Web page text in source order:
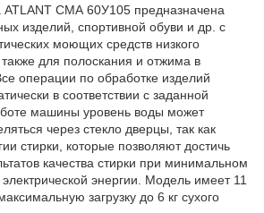
СМА 60У105 предназначена
изделий, спортивной обуви и др. с
моющих средств низкого
для полоскания и отжима в
операции по обработке изделий
в соответствии с заданной
машины уровень воды может
через стекло дверцы, так как
стирки, которые позволяют достичь
качества стирки при минимальном
энергии. Модель имеет 11
загрузку до 6 кг сухого